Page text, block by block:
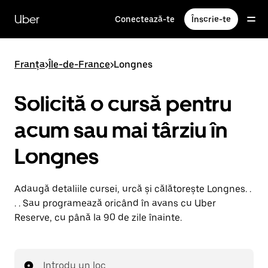
direct
conținutul
principal
Uber Conectează-te Înscrie-te
Franța>Île-de-France>Longnes
Solicită o cursă pentru
acum sau mai târziu în
Longnes
Adaugă detaliile cursei, urcă și călătorește Longnes. .
. . Sau programează oricând în avans cu Uber
Reserve, cu până la 90 de zile înainte.
Introdu un loc